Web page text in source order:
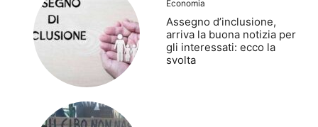
Economia
Assegno d’inclusione,
arriva la buona notizia per
gli interessati: ecco la
svolta